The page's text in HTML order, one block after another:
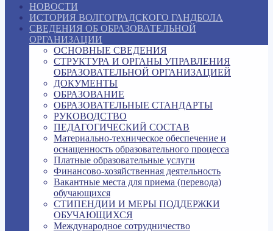
НОВОСТИ
ИСТОРИЯ ВОЛГОГРАДСКОГО ГАНДБОЛА
СВЕДЕНИЯ ОБ ОБРАЗОВАТЕЛЬНОЙ
ОРГАНИЗАЦИИ
ОСНОВНЫЕ СВЕДЕНИЯ
СТРУКТУРА И ОРГАНЫ УПРАВЛЕНИЯ
ОБРАЗОВАТЕЛЬНОЙ ОРГАНИЗАЦИЕЙ
ДОКУМЕНТЫ
ОБРАЗОВАНИЕ
ОБРАЗОВАТЕЛЬНЫЕ СТАНДАРТЫ
РУКОВОДСТВО
ПЕДАГОГИЧЕСКИЙ СОСТАВ
Материально-техническое обеспечение и
оснащенность образовательного процесса
Платные образовательные услуги
Финансово-хозяйственная деятельность
Вакантные места для приема (перевода)
обучающихся
СТИПЕНДИИ И МЕРЫ ПОДДЕРЖКИ
ОБУЧАЮЩИХСЯ
Международное сотрудничество